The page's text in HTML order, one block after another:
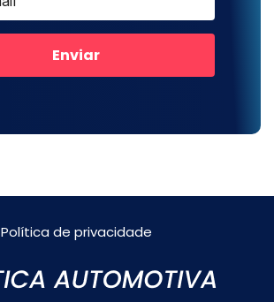
Enviar
Política de privacidade